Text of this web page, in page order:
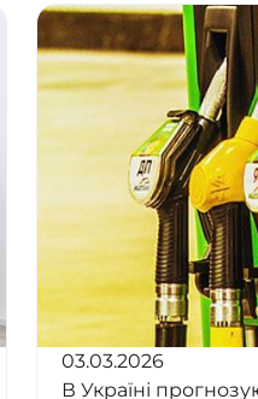
03.03.2026
В Україні